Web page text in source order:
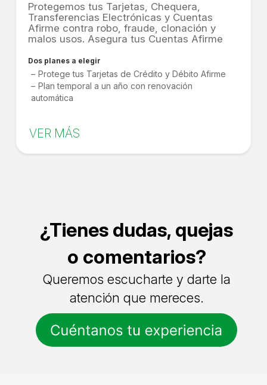
Protegemos tus Tarjetas, Chequera,
Transferencias Electrónicas y Cuentas
Afirme contra robo, fraude, clonación y
malos usos. Asegura tus Cuentas Afirme
Dos planes a elegir
Protege tus Tarjetas de Crédito y Débito Afirme
Plan temporal a un año con renovación
automática
VER MÁS
¿Tienes dudas, quejas
o comentarios?
Queremos escucharte y darte la
atención que mereces.